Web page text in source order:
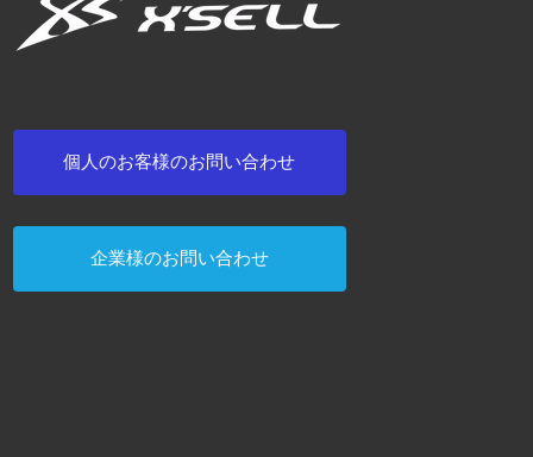
個人のお客様のお問い合わせ
企業様のお問い合わせ